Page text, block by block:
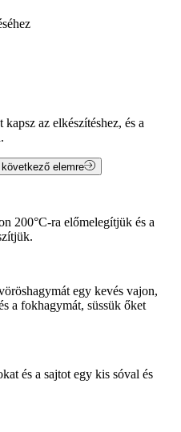
az elkészítéshez, és a
következő elemre
200°C-ra előmelegítjük és a
egy kevés vajon,
a fokhagymát, süssük őket
és a sajtot egy kis sóval és